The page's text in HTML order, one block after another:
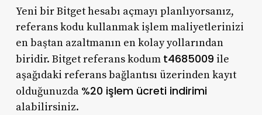
Yeni bir Bitget hesabı açmayı planlıyorsanız,
referans kodu kullanmak işlem maliyetlerinizi
en baştan azaltmanın en kolay yollarından
biridir. Bitget referans kodum t4685009 ile
aşağıdaki referans bağlantısı üzerinden kayıt
olduğunuzda %20 işlem ücreti indirimi
alabilirsiniz.